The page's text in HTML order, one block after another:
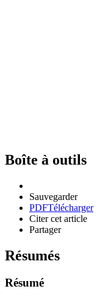
Boîte à outils
Sauvegarder
PDFTélécharger
Citer cet article
Partager
Résumés
Résumé